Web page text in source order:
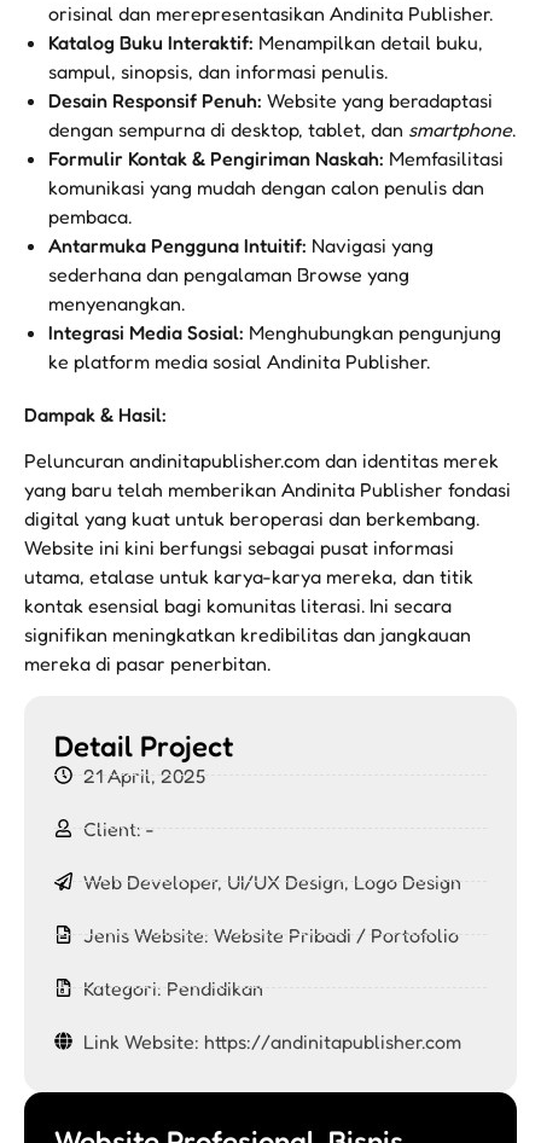
orisinal dan merepresentasikan Andinita Publisher.
Katalog Buku Interaktif: Menampilkan detail buku,
sampul, sinopsis, dan informasi penulis.
Desain Responsif Penuh: Website yang beradaptasi
dengan sempurna di desktop, tablet, dan smartphone.
Formulir Kontak & Pengiriman Naskah: Memfasilitasi
komunikasi yang mudah dengan calon penulis dan
pembaca.
Antarmuka Pengguna Intuitif: Navigasi yang
sederhana dan pengalaman Browse yang
menyenangkan.
Integrasi Media Sosial: Menghubungkan pengunjung
ke platform media sosial Andinita Publisher.
Dampak & Hasil:
Peluncuran andinitapublisher.com dan identitas merek
yang baru telah memberikan Andinita Publisher fondasi
digital yang kuat untuk beroperasi dan berkembang.
Website ini kini berfungsi sebagai pusat informasi
utama, etalase untuk karya-karya mereka, dan titik
kontak esensial bagi komunitas literasi. Ini secara
signifikan meningkatkan kredibilitas dan jangkauan
mereka di pasar penerbitan.
Detail Project
21 April, 2025
Client: -
Web Developer, UI/UX Design, Logo Design
Jenis Website: Website Pribadi / Portofolio
Kategori: Pendidikan
Link Website: https://andinitapublisher.com